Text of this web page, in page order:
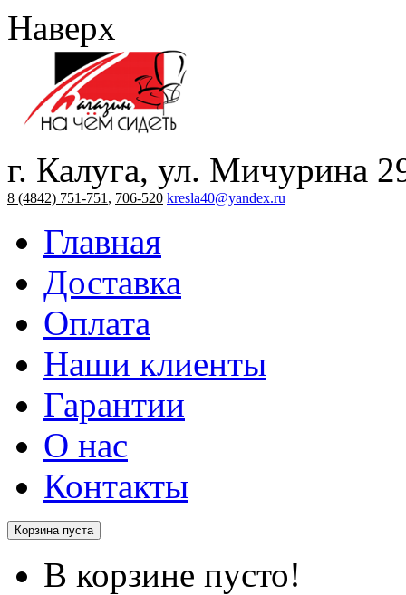
Наверх
г. Калуга, ул. Мичурина
8 (4842) 751-751 , 706-520 kresla40@yandex.ru
Главная
Доставка
Оплата
Наши клиенты
Гарантии
О нас
Контакты
Корзина пуста
В корзине пусто!